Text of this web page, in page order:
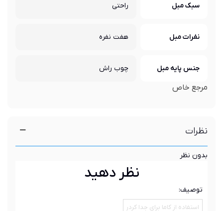
سبک مبل راحتی
نفرات مبل هفت نفره
جنس پایه مبل چوب راش
مرجع خاص
نظرات
بدون نظر
نظر دهید
توصیف: